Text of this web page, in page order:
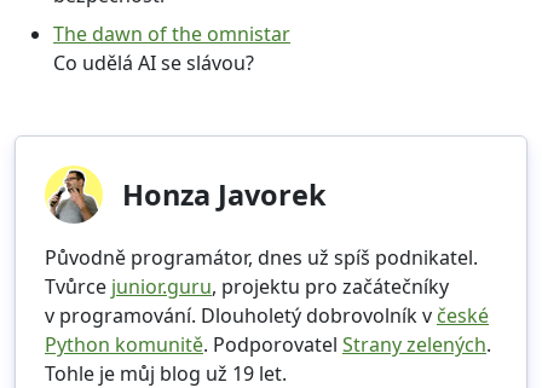
The dawn of the omnistar
Co udělá AI se slávou?
Honza Javorek
Původně programátor, dnes už spíš podnikatel.
Tvůrce junior.guru, projektu pro začátečníky
v programování. Dlouholetý dobrovolník v české
Python komunitě. Podporovatel Strany zelených.
Tohle je můj blog už 19 let.